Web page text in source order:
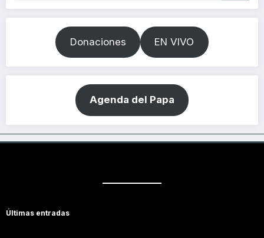
Donaciones EN VIVO
Agenda del Papa
Últimas entradas